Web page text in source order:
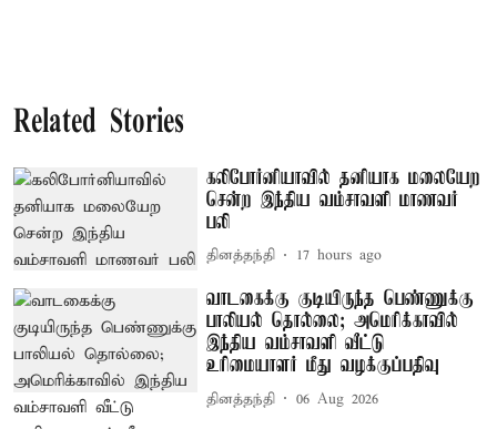
Related Stories
கலிபோர்னியாவில் தனியாக மலையேற
சென்ற இந்திய வம்சாவளி மாணவர்
பலி
தினத்தந்தி 17 hours ago
வாடகைக்கு குடியிருந்த பெண்ணுக்கு
பாலியல் தொல்லை; அமெரிக்காவில்
இந்திய வம்சாவளி வீட்டு
உரிமையாளர் மீது வழக்குப்பதிவு
தினத்தந்தி 06 Aug 2026